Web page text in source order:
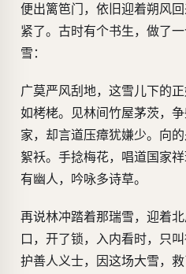
便出篱笆门，依旧迎着朔风
紧了。古时有个书生，做了
雪：
广莫严风刮地，这雪儿下的
如栲栳。见林间竹屋茅茨，
家，却言道压瘴犹嫌少。向
絮袄。手捻梅花，唱道国家
有幽人，吟咏多诗草。
再说林冲踏着那瑞雪，迎着
口，开了锁，入内看时，只
护善人义士，因这场大雪，